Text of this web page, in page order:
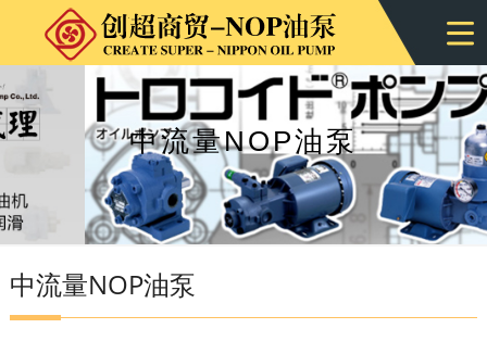
中流量NOP油泵
中流量NOP油泵